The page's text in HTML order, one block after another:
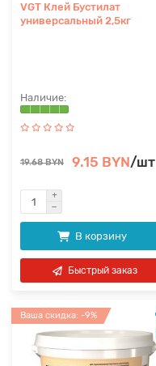
VGT Клей Бустилат
универсальный 2,5кг
19.68 BYN 9.15 BYN/шт
В корзину
Быстрый заказ
Ваша скидка: -9%